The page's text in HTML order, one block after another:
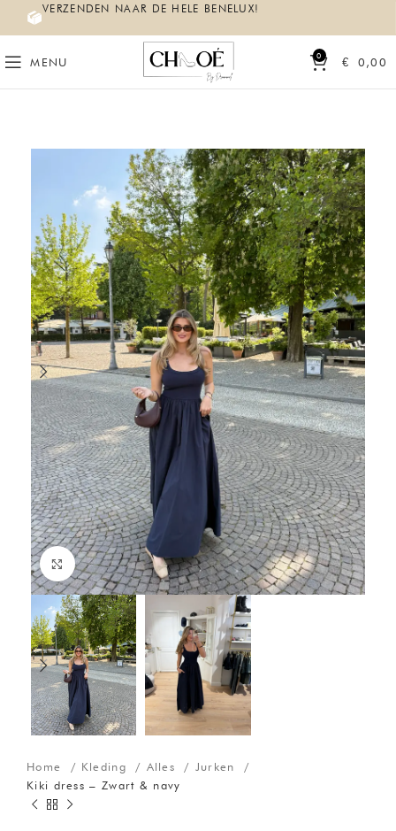
VERZENDEN NAAR DE HELE BENELUX!
MENU 0 € 0,00
Click to enlarge
Home Kleding Alles
Jurken
Kiki dress – Zwart & navy